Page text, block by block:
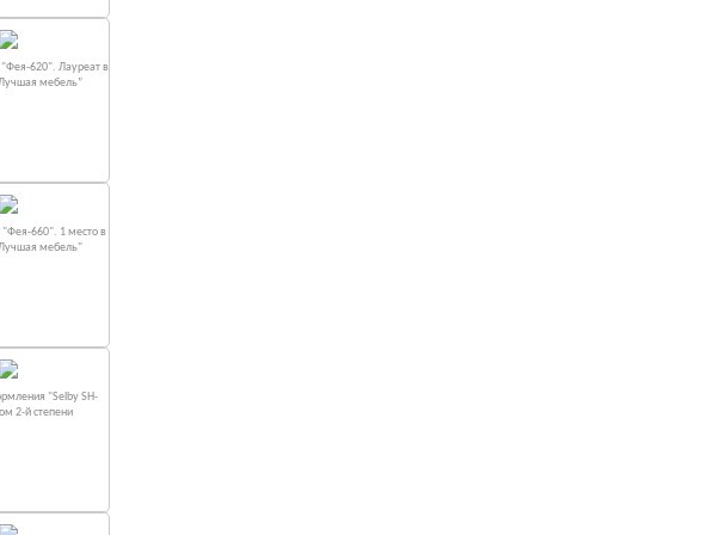
"Фея-620". Лауреат в
мебель”
"Фея-660". 1 место в
мебель"
"Selby SH-
2-й степени